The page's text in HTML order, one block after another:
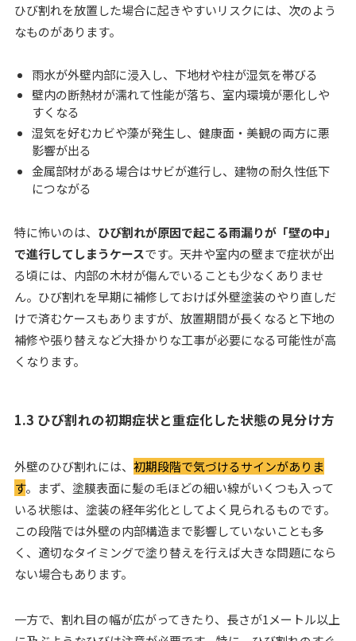
ひび割れを放置した場合に起きやすいリスクには、次のよう
なものがあります。
雨水が外壁内部に浸入し、下地材や柱が湿気を帯びる
壁内の断熱材が濡れて性能が落ち、室内環境が悪化しや
すくなる
湿気を好むカビや藻が発生し、健康面・美観の両方に悪
影響が出る
金属部材がある場合はサビが進行し、建物の耐久性低下
につながる
特に怖いのは、 ひび割れが原因で起こる雨漏りが「壁の中」
で進行してしまうケースです。天井や室内の壁まで症状が出
る頃には、内部の木材が傷んでいることも少なくありませ
ん。ひび割れを早期に補修しておけば外壁塗装のやり直しだ
けで済むケースもありますが、放置期間が長くなると下地の
補修や張り替えなど大掛かりな工事が必要になる可能性が高
くなります。
1.3 ひび割れの初期症状と重症化した状態の見分け方
外壁のひび割れには、 初期段階で気づけるサインがありま
す。まず、塗膜表面に髪の毛ほどの細い線がいくつも入って
いる状態は、塗装の経年劣化としてよく見られるものです。
この段階では外壁の内部構造まで影響していないことも多
く、適切なタイミングで塗り替えを行えば大きな問題になら
ない場合もあります。
一方で、割れ目の幅が広がってきたり、長さが1メートル以上